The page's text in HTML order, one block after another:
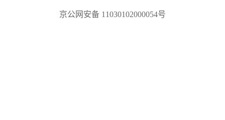
京公网安备 11030102000054号